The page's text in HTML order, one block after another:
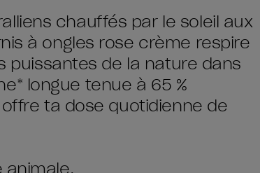
chauffés par le soleil aux
à ongles rose crème respire
puissantes de la nature dans
longue tenue à 65 %
offre ta dose quotidienne de
animale.